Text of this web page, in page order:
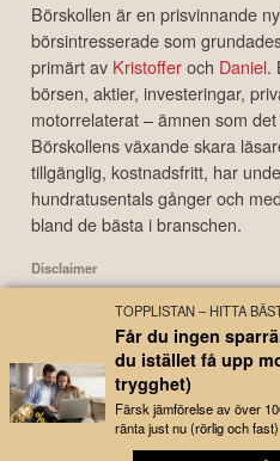
Börskollen är en prisvinnande
börsintresserade som
primärt av Kristofferoch Daniel.
börsen, aktier, investeringar,
motorrelaterat – ämnen som
Börskollens växande skara
tillgänglig, kostnadsfritt, har
hundratusentals gånger och
bland de bästa i branschen.
Disclaimer
Börskollen Sverige AB ("Börskollen") är
finansinspektionens tillsyn och ger inga
investeringsbeslut baserade på
från Börskollen eller personer med
självständigt av investeraren. Börskollen
förlust eller skada av vad slag det må
material härrörande från tjänsten
TOPPLISTAN – HITTA
Får du ingen
du istället få upp
trygghet)
Färsk jämförelse av över
ränta just nu (rörlig och